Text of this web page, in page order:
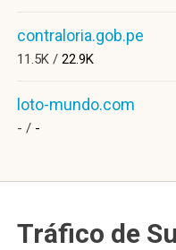
contraloria.gob.pe
11.5K / 22.9K
loto-mundo.com
- / -
Tráfico de